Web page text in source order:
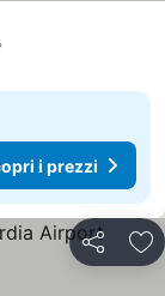
Scopri i prezzi
i prezzi
Condividi